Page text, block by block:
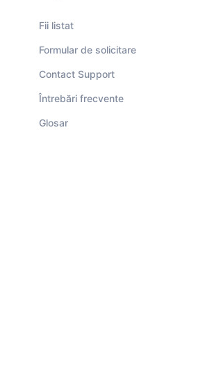
Fii listat
Formular de solicitare
Contact Support
Întrebări frecvente
Glosar